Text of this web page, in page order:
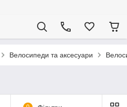
Велосипеди та аксесуари